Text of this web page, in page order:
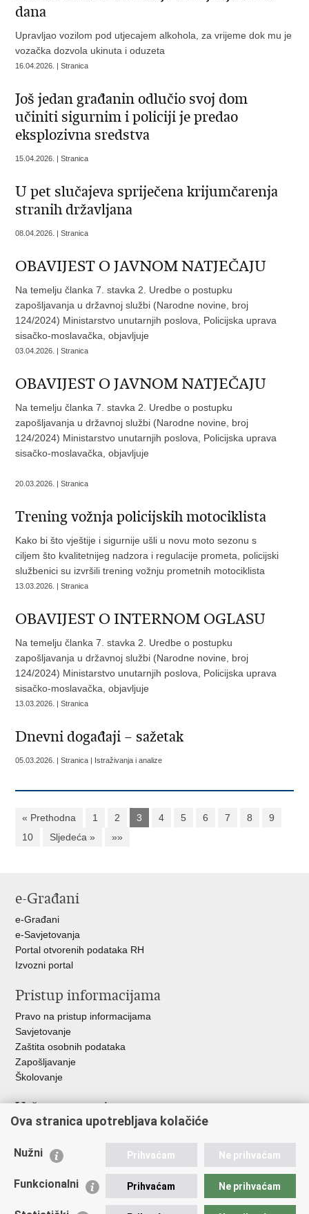
dana
Upravljao vozilom pod utjecajem alkohola, za vrijeme dok mu je
vozačka dozvola ukinuta i oduzeta
16.04.2026. | Stranica
​Još jedan građanin odlučio svoj dom
učiniti sigurnim i policiji je predao
eksplozivna sredstva
15.04.2026. | Stranica
U pet slučajeva spriječena krijumčarenja
stranih državljana
08.04.2026. | Stranica
​OBAVIJEST O JAVNOM NATJEČAJU
Na temelju članka 7. stavka 2. Uredbe o postupku
zapošljavanja u državnoj službi (Narodne novine, broj
124/2024) Ministarstvo unutarnjih poslova, Policijska uprava
sisačko-moslavačka, objavljuje
03.04.2026. | Stranica
OBAVIJEST O JAVNOM NATJEČAJU
Na temelju članka 7. stavka 2. Uredbe o postupku
zapošljavanja u državnoj službi (Narodne novine, broj
124/2024) Ministarstvo unutarnjih poslova, Policijska uprava
sisačko-moslavačka, objavljuje
20.03.2026. | Stranica
Trening vožnja policijskih motociklista
Kako bi što vještije i sigurnije ušli u novu moto sezonu s
ciljem što kvalitetnijeg nadzora i regulacije prometa, policijski
službenici su izvršili trening vožnju prometnih motociklista
13.03.2026. | Stranica
OBAVIJEST O INTERNOM OGLASU
Na temelju članka 7. stavka 2. Uredbe o postupku
zapošljavanja u državnoj službi (Narodne novine, broj
124/2024) Ministarstvo unutarnjih poslova, Policijska uprava
sisačko-moslavačka, objavljuje
13.03.2026. | Stranica
​Dnevni događaji – sažetak
05.03.2026. | Stranica | Istraživanja i analize
« Prethodna 1 2 3 4 5 6 7 8
9
10
Sljedeća » »»
e-Građani
e-Građani
e-Savjetovanja
Portal otvorenih podataka RH
Izvozni portal
Pristup informacijama
Pravo na pristup informacijama
Savjetovanje
Zaštita osobnih podataka
Zapošljavanje
Školovanje
Važne poveznice
Ministarstvo unutarnjih poslova
Udruge
Policijska akademija
Ova stranica upotrebljava kolačiće
Nužni Prihvaćam Ne prihvaćam
Funkcionalni Prihvaćam Ne prihvaćam